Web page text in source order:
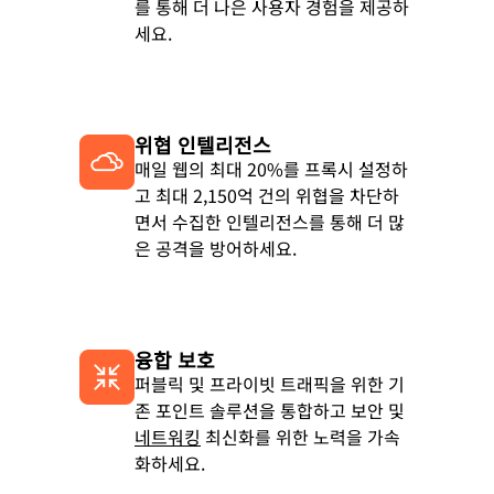
를 통해 더 나은 사용자 경험을 제공하
세요.
위협 인텔리전스
매일 웹의 최대 20%를 프록시 설정하
고 최대 2,150억 건의 위협을 차단하
면서 수집한 인텔리전스를 통해 더 많
은 공격을 방어하세요.
융합 보호
퍼블릭 및 프라이빗 트래픽을 위한 기
존 포인트 솔루션을 통합하고 보안 및
네트워킹 최신화를 위한 노력을 가속
화하세요.